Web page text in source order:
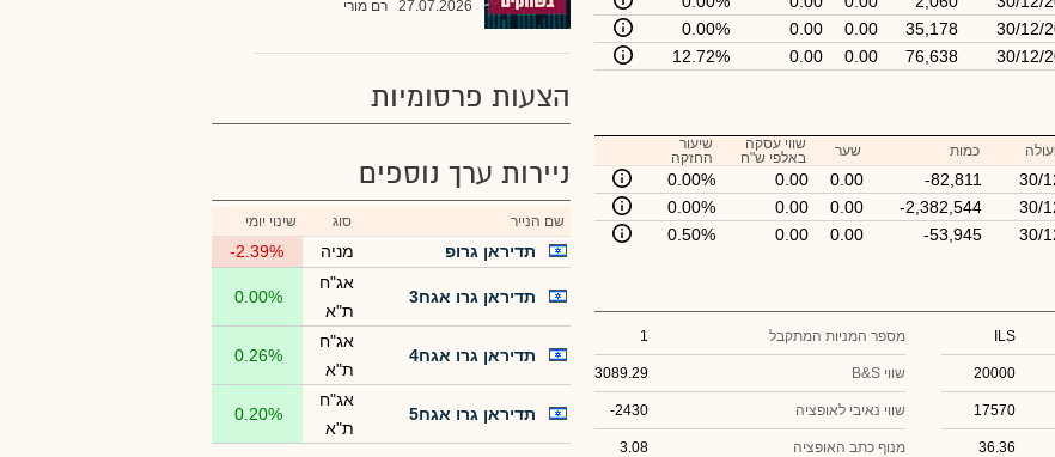
30/12/
35,178
0.00
0.00
0.00%
30/12/
76,638
0.00
0.00
12.72%
כמות שער
שווי עסקה
באלפי ש"ח
שיעור
החזקה
30/
-82,811
0.00
0.00
0.00%
30/
-2,382,544
0.00
0.00
0.00%
30/
-53,945
0.00
0.00
0.50%
ILS
20000
17570
36.36
מספר המניות המתקבל 1
שווי B&S 3089.29
שווי נאיבי לאופציה -2430
מנוף כתב האופציה 3.08
27.07.2026 רם מורי
הצעות פרסומיות
ניירות ערך נוספים
שם הנייר סוג שינוי יומי
תדיראן גרופ מניה -2.39%
תדיראן גרו אגח3
אג"ח
ת"א
0.00%
תדיראן גרו אגח4
אג"ח
ת"א
0.26%
תדיראן גרו אגח5
אג"ח
ת"א
0.20%